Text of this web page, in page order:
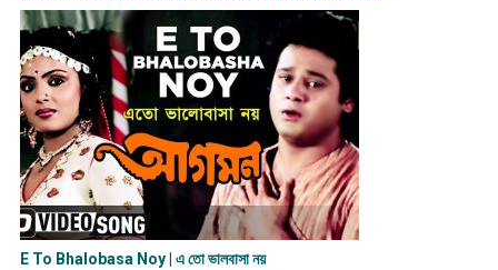
E To Bhalobasa Noy | এ তো ভালবাসা ন​য়